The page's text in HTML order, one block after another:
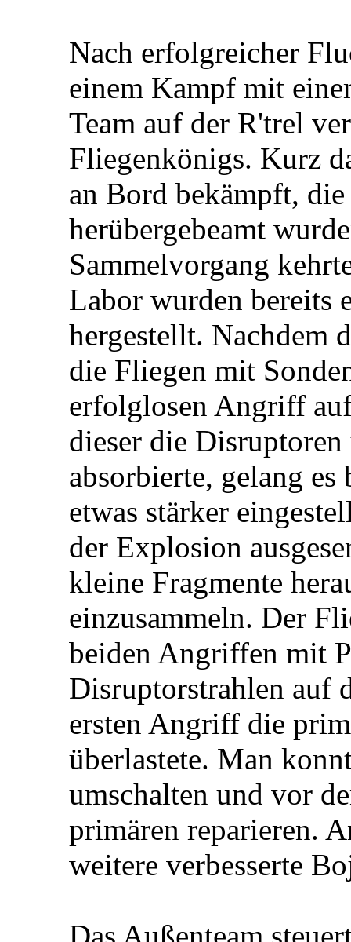
Nach erfolgreicher
einem Kampf mit
Team auf der R'trel
Fliegenkönigs. Kurz
an Bord bekämpft,
herübergebeamt
Sammelvorgang
Labor wurden bereits
hergestellt. Nachdem
die Fliegen mit
erfolglosen Angriff
dieser die
absorbierte, gelang
etwas stärker
der Explosion
kleine Fragmente
einzusammeln. Der
beiden Angriffen mit
Disruptorstrahlen auf
ersten Angriff die
überlastete. Man
umschalten und vor
primären reparieren.
weitere verbesserte